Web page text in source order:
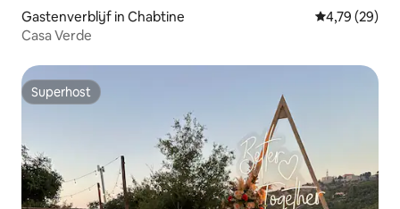
Gastenverblijf in Chabtine Gemiddelde
4,79 (29)
Casa Verde
Superhost
Superhost